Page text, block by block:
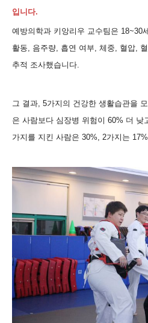
입니다.
예방의학과 키앙리우 교수팀은 18~30
활동, 음주량, 흡연 여부, 체중, 혈압,
추적 조사했습니다.
그 결과, 5가지의 건강한 생활습관을
은 사람보다 심장병 위험이 60% 더 낮
가지를 지킨 사람은 30%, 2가지는 17%